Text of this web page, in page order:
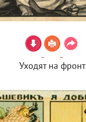
Уходят на фронт